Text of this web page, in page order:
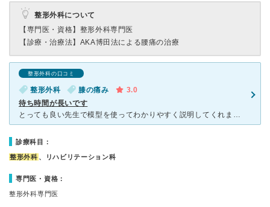
整形外科について
【専門医・資格】 整形外科専門医
【診療・治療法】 AKA博田法による腰痛の治療
整形外科の口コミ
整形外科 膝の痛み
3.0
待ち時間が長いです
とっても良い先生で模型を使ってわかりやすく説明してくれました。 急いでいたので応急処置をしてくださったのですが、そのまま治ってしまい、それ以降行っておりません。 必要以上に薬を出さない配慮もしてく
診療科目：
整形外科 、リハビリテーション科
専門医・資格：
整形外科専門医